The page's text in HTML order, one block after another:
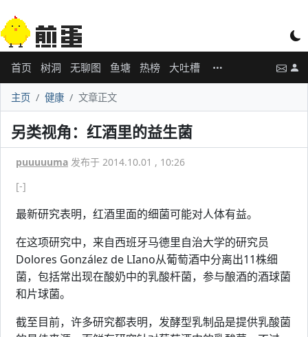
首页 树洞 无聊图 鱼塘 热榜 大吐槽
主页 健康 文章正文
另类视角：红酒里的益生菌
puuuuuma 发布于 2014.10.01 , 10:26
[-]
最新研究表明，红酒里面的细菌可能对人体有益。
在这项研究中，来自西班牙马德里自治大学的研究员
Dolores González de LIano从葡萄酒中分离出11株细
菌，包括常出现在酸奶中的乳酸杆菌，参与酿酒的酒球菌
和片球菌。
截至目前，许多研究都表明，发酵型乳制品是提供乳酸菌